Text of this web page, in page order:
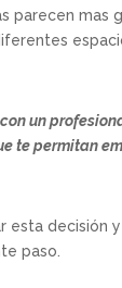
parecen mas
un
te permitan
esta decisión
paso.